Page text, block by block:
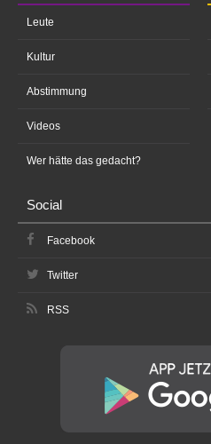
Leute
Kultur
Abstimmung
Videos
Wer hätte das gedacht?
Social
Facebook
Twitter
RSS